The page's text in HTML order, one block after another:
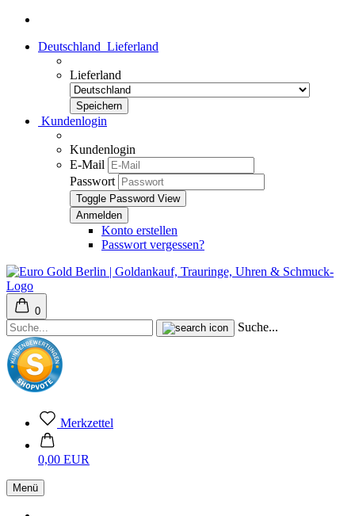
Deutschland Lieferland
Lieferland
Kundenlogin
Kundenlogin
E-Mail
Passwort
Toggle Password View
Konto erstellen
Passwort vergessen?
0
Suche...
Merkzettel
0,00 EUR
Menü